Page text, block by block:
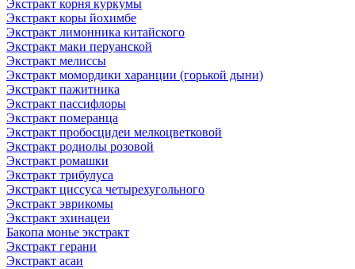
Экстракт корня куркумы
Экстракт коры йохимбе
Экстракт лимонника китайского
Экстракт маки перуанской
Экстракт мелиссы
Экстракт момордики харанции (горькой дыни)
Экстракт пажитника
Экстракт пассифлоры
Экстракт померанца
Экстракт пробосцидеи мелкоцветковой
Экстракт родиолы розовой
Экстракт ромашки
Экстракт трибулуса
Экстракт циссуса четырехугольного
Экстракт эврикомы
Экстракт эхинацеи
Бакопа монье экстракт
Экстракт герани
Экстракт асаи